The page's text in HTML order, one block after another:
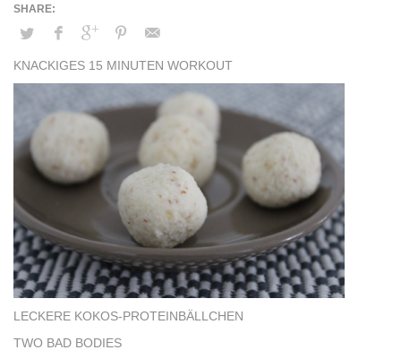
KNACKIGES 15 MINUTEN WORKOUT
LECKERE KOKOS-PROTEINBÄLLCHEN
TWO BAD BODIES